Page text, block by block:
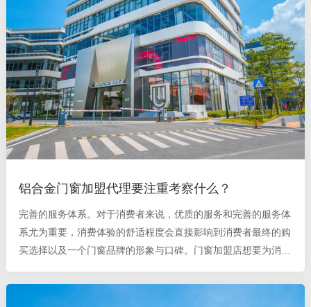
铝合金门窗加盟代理要注重考察什么？
完善的服务体系。对于消费者来说，优质的服务和完善的服务体
系尤为重要，消费体验的舒适程度会直接影响到消费者最终的购
买选择以及一个门窗品牌的形象与口碑。门窗加盟店想要为消费
服务，门店与门窗厂